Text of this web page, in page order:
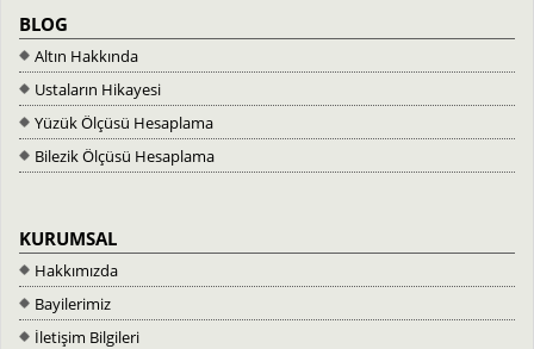
BLOG
Altın Hakkında
Ustaların Hikayesi
Yüzük Ölçüsü Hesaplama
Bilezik Ölçüsü Hesaplama
KURUMSAL
Hakkımızda
Bayilerimiz
İletişim Bilgileri